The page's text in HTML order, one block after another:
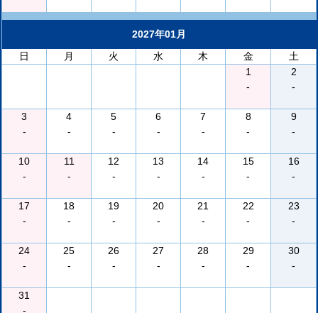
2027年01月
日
月 火 水 木 金
土
1
-
2
-
3
-
4
-
5
-
6
-
7
-
8
-
9
-
10
-
11
-
12
-
13
-
14
-
15
-
16
-
17
-
18
-
19
-
20
-
21
-
22
-
23
-
24
-
25
-
26
-
27
-
28
-
29
-
30
-
31
-